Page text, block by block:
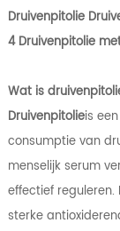
Druivenpitolie
4 Druivenpitolie
Wat is
Druivenpitolieis
consumptie van
menselijk serum
effectief reguleren.
sterke